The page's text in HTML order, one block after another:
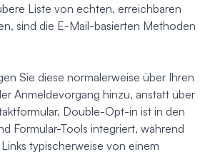
Liste von echten, erreichbaren
sind die E-Mail-basierten Methoden
Sie diese normalerweise über Ihren
Anmeldevorgang hinzu, anstatt über
Double-Opt-in ist in den
Formular-Tools integriert, während
typischerweise von einem